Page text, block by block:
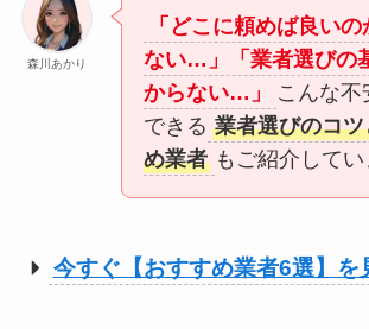
森川あかり
「どこに頼めば良い
ない…」「業者選びの
からない…」
こんな不
できる 業者選びのコ
め業者 もご紹介してい
今すぐ【おすすめ業者6選】を